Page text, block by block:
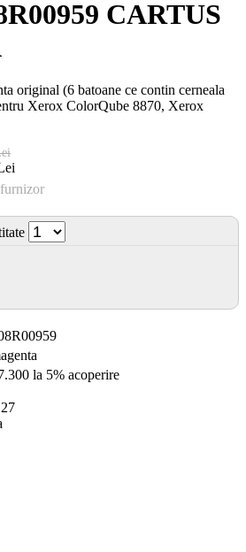
CARTUS
original (6 batoane ce contin cerneala
Xerox ColorQube 8870, Xerox
la 5% acoperire